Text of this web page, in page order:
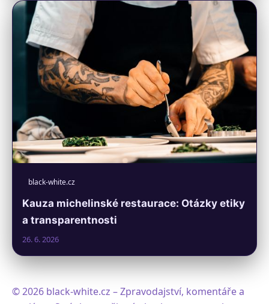
black-white.cz
Kauza michelinské restaurace: Otázky etiky
a transparentnosti
26. 6. 2026
© 2026 black-white.cz – Zpravodajství, komentáře a